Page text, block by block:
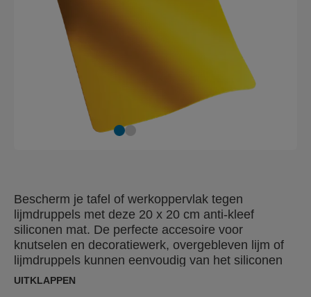
Bescherm je tafel of werkoppervlak tegen
lijmdruppels met deze 20 x 20 cm anti-kleef
siliconen mat. De perfecte accesoire voor
knutselen en decoratiewerk, overgebleven lijm of
lijmdruppels kunnen eenvoudig van het siliconen
oppervlak verwijderd worden nadat de lijm is
UITKLAPPEN